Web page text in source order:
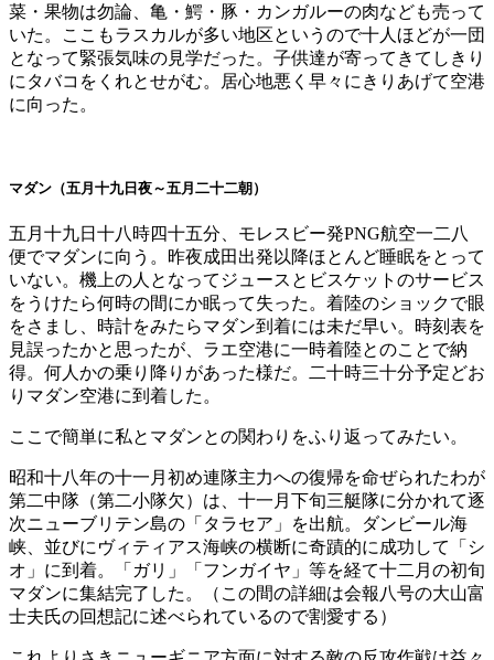
菜・果物は勿論、亀・鰐・豚・カンガルーの肉なども売って
いた。ここもラスカルが多い地区というので十人ほどが一団
となって緊張気味の見学だった。子供達が寄ってきてしきり
にタバコをくれとせがむ。居心地悪く早々にきりあげて空港
に向った。
マダン（五月十九日夜～五月二十二朝）
五月十九日十八時四十五分、モレスビー発PNG航空一二八
便でマダンに向う。昨夜成田出発以降ほとんど睡眠をとって
いない。機上の人となってジュースとビスケットのサービス
をうけたら何時の間にか眠って失った。着陸のショックで眼
をさまし、時計をみたらマダン到着には未だ早い。時刻表を
見誤ったかと思ったが、ラエ空港に一時着陸とのことで納
得。何人かの乗り降りがあった様だ。二十時三十分予定どお
りマダン空港に到着した。
ここで簡単に私とマダンとの関わりをふり返ってみたい。
昭和十八年の十一月初め連隊主力への復帰を命ぜられたわが
第二中隊（第二小隊欠）は、十一月下旬三艇隊に分かれて逐
次ニューブリテン島の「タラセア」を出航。ダンビール海
峡、並びにヴィティアス海峡の横断に奇蹟的に成功して「シ
オ」に到着。「ガリ」「フンガイヤ」等を経て十二月の初旬
マダンに集結完了した。（この間の詳細は会報八号の大山富
士夫氏の回想記に述べられているので割愛する）